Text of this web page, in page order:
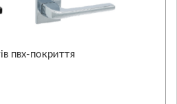
пвх-покриття